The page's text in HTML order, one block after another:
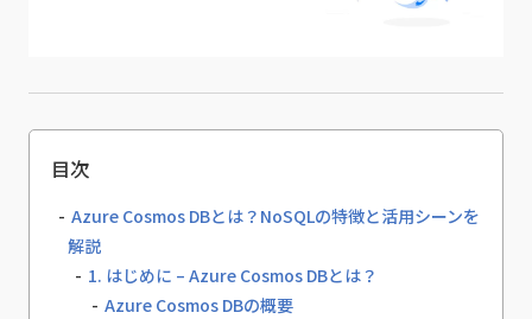
目次
Azure Cosmos DBとは？NoSQLの特徴と活用シーンを
解説
1. はじめに – Azure Cosmos DBとは？
Azure Cosmos DBの概要